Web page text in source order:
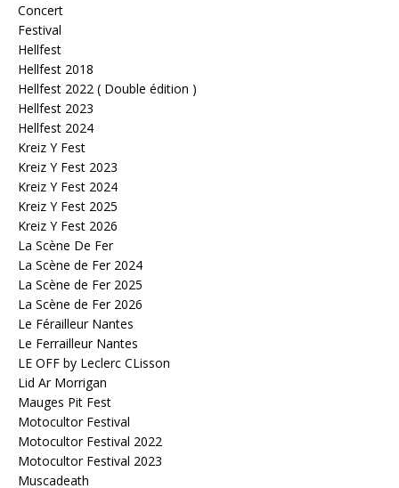
Concert
Festival
Hellfest
Hellfest 2018
Hellfest 2022 ( Double édition )
Hellfest 2023
Hellfest 2024
Kreiz Y Fest
Kreiz Y Fest 2023
Kreiz Y Fest 2024
Kreiz Y Fest 2025
Kreiz Y Fest 2026
La Scène De Fer
La Scène de Fer 2024
La Scène de Fer 2025
La Scène de Fer 2026
Le Férailleur Nantes
Le Ferrailleur Nantes
LE OFF by Leclerc CLisson
Lid Ar Morrigan
Mauges Pit Fest
Motocultor Festival
Motocultor Festival 2022
Motocultor Festival 2023
Muscadeath